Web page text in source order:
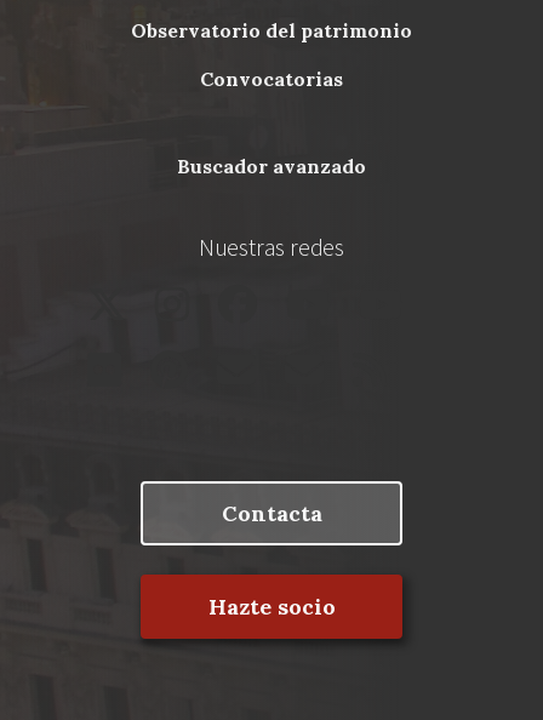
Menu observatorio del patrimonio
convocatorias
buscador avanzado
Nuestras redes
Contacta
Hazte socio